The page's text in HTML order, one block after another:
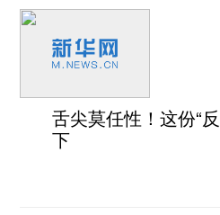
舌尖莫任性！这份“
下